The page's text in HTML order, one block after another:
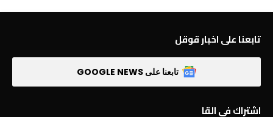
تابعنا على اخبار قوقل
تابعنا على GOOGLE NEWS
اشتراك في القا